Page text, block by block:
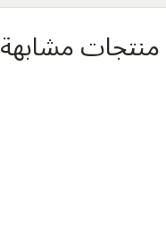
منتجات مشابهة